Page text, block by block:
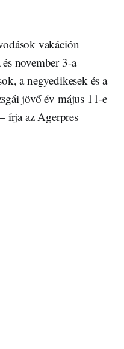
vakáción
november 3-a
a negyedikesek és a
jövő év május 11-e
írja az Agerpres